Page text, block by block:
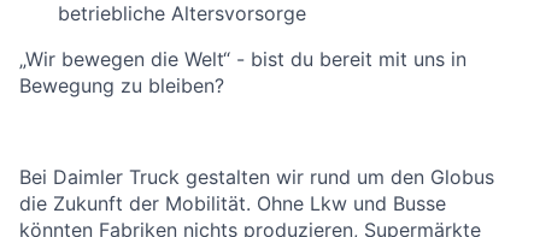
betriebliche Altersvorsorge
„Wir bewegen die Welt“ - bist du bereit mit uns in
Bewegung zu bleiben?
Bei Daimler Truck gestalten wir rund um den Globus
die Zukunft der Mobilität. Ohne Lkw und Busse
könnten Fabriken nichts produzieren, Supermärkte